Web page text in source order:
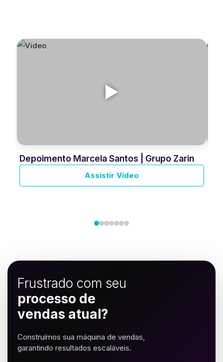
Depoimento Marcela Santos | Grupo Zarin
Assistir Vídeo
Frustrado com seu
processo de
vendas atual?
Construímos sua máquina de vendas,
garantindo resultados escaláveis.